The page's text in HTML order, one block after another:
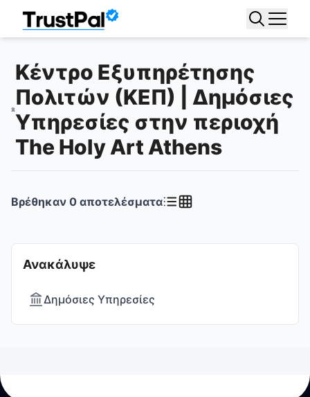
Κέντρο Εξυπηρέτησης
Πολιτών (ΚΕΠ) | Δημόσιες
Υπηρεσίες στην περιοχή
The Holy Art Athens
Ανακάλυψε
Δημόσιες Υπηρεσίες
Βρέθηκαν 0 αποτελέσματα